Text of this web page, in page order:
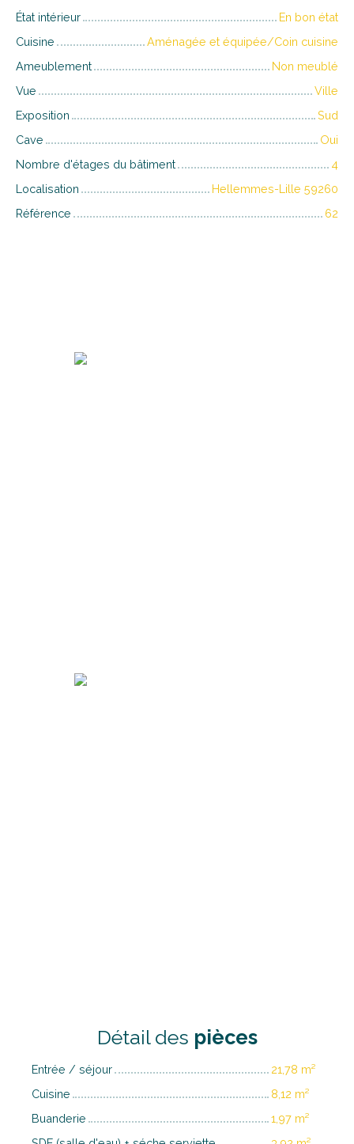
État intérieur
En bon état
Cuisine
Aménagée et équipée/Coin cuisine
Ameublement
Non meublé
Vue
Ville
Exposition
Sud
Cave
Oui
Nombre d'étages du bâtiment
4
Localisation
Hellemmes-Lille 59260
Référence
62
Détail des pièces
Entrée / séjour
21,78 m²
Cuisine
8,12 m²
Buanderie
1,97 m²